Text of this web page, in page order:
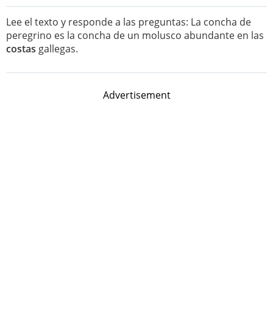
Lee el texto y responde a las preguntas: La concha de
peregrino es la concha de un molusco abundante en las
costas gallegas.
Advertisement